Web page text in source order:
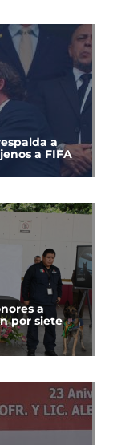
a
a FIFA
a
por siete